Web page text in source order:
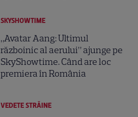
SKYSHOWTIME
„Avatar Aang: Ultimul
războinic al aerului” ajunge pe
SkyShowtime. Când are loc
premiera în România
VEDETE STRĂINE